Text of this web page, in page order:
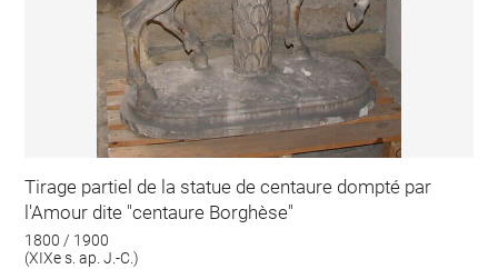
Tirage partiel de la statue de centaure dompté par
l'Amour dite "centaure Borghèse"
1800 / 1900
(XIXe s. ap. J.-C.)